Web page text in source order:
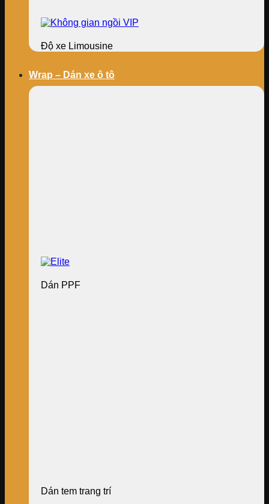
Độ xe Limousine
Wrap – Dán xe ô tô
Dán PPF
Dán tem trang trí